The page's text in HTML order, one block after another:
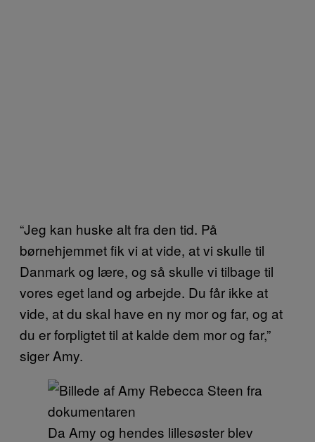
“Jeg kan huske alt fra den tid. På
børnehjemmet fik vi at vide, at vi skulle til
Danmark og lære, og så skulle vi tilbage til
vores eget land og arbejde. Du får ikke at
vide, at du skal have en ny mor og far, og at
du er forpligtet til at kalde dem mor og far,”
siger Amy.
Da Amy og hendes lillesøster blev